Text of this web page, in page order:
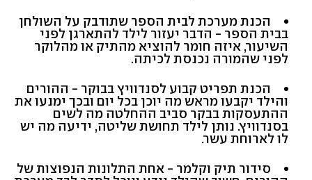
הכנת מערכת לבית הספר שתודבק על השולחן
בבית הספר - הדבר יעזור לילד להתארגן לפני
השיעור, איזה חומר להוציא מהתיק או מהלוקר
לפני שהמורה נכנסת לכיתה.
הכנת תפריט קבוע לסנדוויץ בבוקר - ההורים
והילד יקבעו מראש מה יוכן בכל יום ובכך ימנעו את
ההתעסקות בבקר סביב ההחלטה מה לשים
בסנדוויץ. נותן לילד תחושת שליטה, ידיעה מה יש
לו לארוחת עשר.
סידור תיק וקלמר - אחת התלונות הנפוצות של